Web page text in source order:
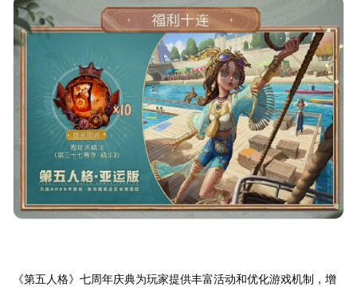
《第五人格》七周年庆典为玩家提供丰富活动和优化游戏机制，增